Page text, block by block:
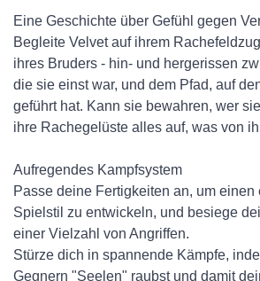
Eine Geschichte über Gefühl gegen
Begleite Velvet auf ihrem
ihres Bruders - hin- und hergerissen
die sie einst war, und dem Pfad, auf
geführt hat. Kann sie bewahren, wer
ihre Rachegelüste alles auf, was von
Aufregendes Kampfsystem
Passe deine Fertigkeiten an, um einen
Spielstil zu entwickeln, und besiege
einer Vielzahl von Angriffen.
Stürze dich in spannende Kämpfe,
Gegnern "Seelen" raubst und damit